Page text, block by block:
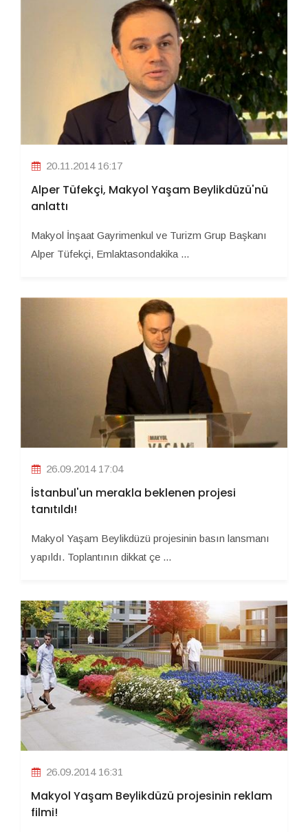
20.11.2014 16:17
Alper Tüfekçi, Makyol Yaşam Beylikdüzü'nü
anlattı
Makyol İnşaat Gayrimenkul ve Turizm Grup Başkanı
Alper Tüfekçi, Emlaktasondakika ...
26.09.2014 17:04
İstanbul'un merakla beklenen projesi
tanıtıldı!
Makyol Yaşam Beylikdüzü projesinin basın lansmanı
yapıldı. Toplantının dikkat çe ...
26.09.2014 16:31
Makyol Yaşam Beylikdüzü projesinin reklam
filmi!